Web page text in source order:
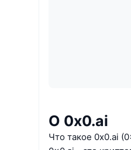
О 0x0.ai
Что такое 0x0.ai